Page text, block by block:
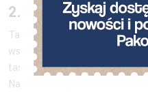
2. Remonty
Taśmy samoprzylepne
wszelkich prac remontowych i
taśm samoprzylepnych
Nasze meble przed